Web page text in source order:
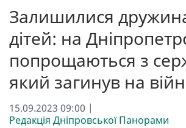
Залишилися
дітей: на
попрощаються з
який загинув на
15.09.2023 09:00 |
Редакція Дніпровської Панорами